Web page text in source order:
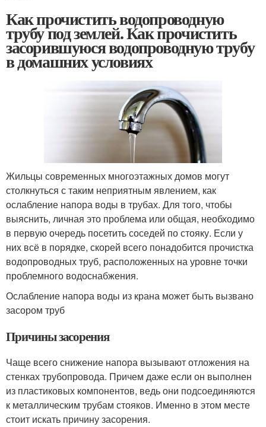
Как прочистить водопроводную
трубу под землей. Как прочистить
засорившуюся водопроводную трубу
в домашних условиях
Жильцы современных многоэтажных домов могут
столкнуться с таким неприятным явлением, как
ослабление напора воды в трубах. Для того, чтобы
выяснить, личная это проблема или общая, необходимо
в первую очередь посетить соседей по стояку. Если у
них всё в порядке, скорей всего понадобится прочистка
водопроводных труб, расположенных на уровне точки
проблемного водоснабжения.
Ослабление напора воды из крана может быть вызвано
засором труб
Причины засорения
Чаще всего снижение напора вызывают отложения на
стенках трубопровода. Причем даже если он выполнен
из пластиковых компонентов, ведь они подсоединяются
к металлическим трубам стояков. Именно в этом месте
стоит искать причину засорения.